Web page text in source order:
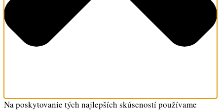
Na poskytovanie tých najlepších skúseností používame